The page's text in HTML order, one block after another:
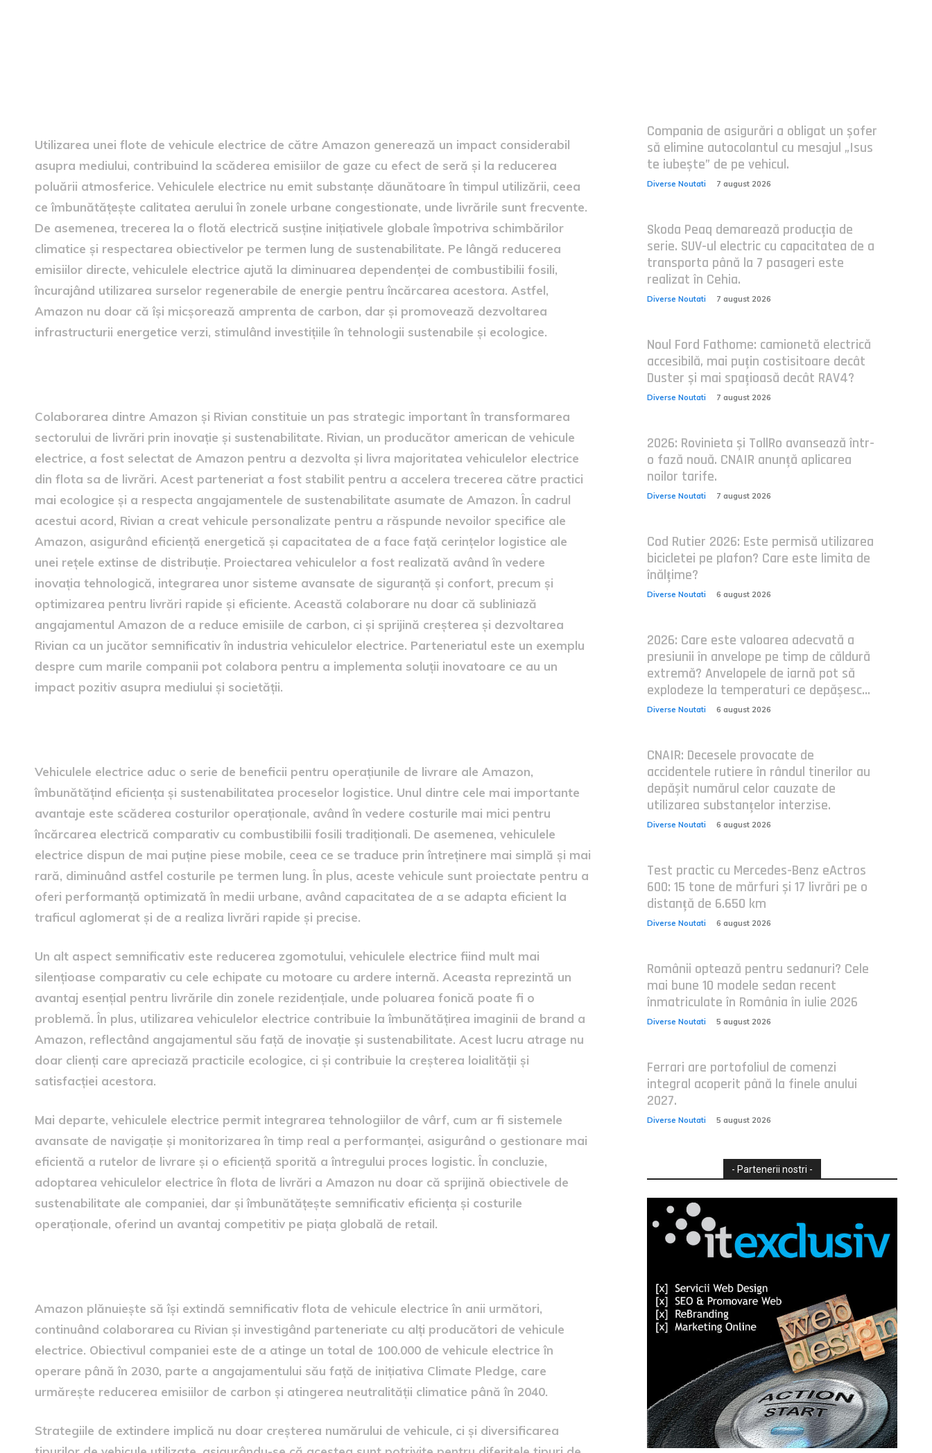
Utilizarea unei flote de vehicule electrice de către Amazon generează un impact considerabil
asupra mediului, contribuind la scăderea emisiilor de gaze cu efect de seră și la reducerea
poluării atmosferice. Vehiculele electrice nu emit substanțe dăunătoare în timpul utilizării, ceea
ce îmbunătățește calitatea aerului în zonele urbane congestionate, unde livrările sunt frecvente.
De asemenea, trecerea la o flotă electrică susține inițiativele globale împotriva schimbărilor
climatice și respectarea obiectivelor pe termen lung de sustenabilitate. Pe lângă reducerea
emisiilor directe, vehiculele electrice ajută la diminuarea dependenței de combustibilii fosili,
încurajând utilizarea surselor regenerabile de energie pentru încărcarea acestora. Astfel,
Amazon nu doar că își micșorează amprenta de carbon, dar și promovează dezvoltarea
infrastructurii energetice verzi, stimulând investițiile în tehnologii sustenabile și ecologice.
Colaborarea dintre Amazon și Rivian constituie un pas strategic important în transformarea
sectorului de livrări prin inovație și sustenabilitate. Rivian, un producător american de vehicule
electrice, a fost selectat de Amazon pentru a dezvolta și livra majoritatea vehiculelor electrice
din flota sa de livrări. Acest parteneriat a fost stabilit pentru a accelera trecerea către practici
mai ecologice și a respecta angajamentele de sustenabilitate asumate de Amazon. În cadrul
acestui acord, Rivian a creat vehicule personalizate pentru a răspunde nevoilor specifice ale
Amazon, asigurând eficiență energetică și capacitatea de a face față cerințelor logistice ale
unei rețele extinse de distribuție. Proiectarea vehiculelor a fost realizată având în vedere
inovația tehnologică, integrarea unor sisteme avansate de siguranță și confort, precum și
optimizarea pentru livrări rapide și eficiente. Această colaborare nu doar că subliniază
angajamentul Amazon de a reduce emisiile de carbon, ci și sprijină creșterea și dezvoltarea
Rivian ca un jucător semnificativ în industria vehiculelor electrice. Parteneriatul este un exemplu
despre cum marile companii pot colabora pentru a implementa soluții inovatoare ce au un
impact pozitiv asupra mediului și societății.
Vehiculele electrice aduc o serie de beneficii pentru operațiunile de livrare ale Amazon,
îmbunătățind eficiența și sustenabilitatea proceselor logistice. Unul dintre cele mai importante
avantaje este scăderea costurilor operaționale, având în vedere costurile mai mici pentru
încărcarea electrică comparativ cu combustibilii fosili tradiționali. De asemenea, vehiculele
electrice dispun de mai puține piese mobile, ceea ce se traduce prin întreținere mai simplă și mai
rară, diminuând astfel costurile pe termen lung. În plus, aceste vehicule sunt proiectate pentru a
oferi performanță optimizată în medii urbane, având capacitatea de a se adapta eficient la
traficul aglomerat și de a realiza livrări rapide și precise.
Un alt aspect semnificativ este reducerea zgomotului, vehiculele electrice fiind mult mai
silențioase comparativ cu cele echipate cu motoare cu ardere internă. Aceasta reprezintă un
avantaj esențial pentru livrările din zonele rezidențiale, unde poluarea fonică poate fi o
problemă. În plus, utilizarea vehiculelor electrice contribuie la îmbunătățirea imaginii de brand a
Amazon, reflectând angajamentul său față de inovație și sustenabilitate. Acest lucru atrage nu
doar clienți care apreciază practicile ecologice, ci și contribuie la creșterea loialității și
satisfacției acestora.
Mai departe, vehiculele electrice permit integrarea tehnologiilor de vârf, cum ar fi sistemele
avansate de navigație și monitorizarea în timp real a performanței, asigurând o gestionare mai
eficientă a rutelor de livrare și o eficiență sporită a întregului proces logistic. În concluzie,
adoptarea vehiculelor electrice în flota de livrări a Amazon nu doar că sprijină obiectivele de
sustenabilitate ale companiei, dar și îmbunătățește semnificativ eficiența și costurile
operaționale, oferind un avantaj competitiv pe piața globală de retail.
Amazon plănuiește să își extindă semnificativ flota de vehicule electrice în anii următori,
continuând colaborarea cu Rivian și investigând parteneriate cu alți producători de vehicule
electrice. Obiectivul companiei este de a atinge un total de 100.000 de vehicule electrice în
operare până în 2030, parte a angajamentului său față de inițiativa Climate Pledge, care
urmărește reducerea emisiilor de carbon și atingerea neutralității climatice până în 2040.
Strategiile de extindere implică nu doar creșterea numărului de vehicule, ci și diversificarea
Compania de asigurări a obligat un șofer
să elimine autocolantul cu mesajul „Isus
te iubește” de pe vehicul.
Diverse Noutati 7 august 2026
Skoda Peaq demarează producția de
serie. SUV-ul electric cu capacitatea de a
transporta până la 7 pasageri este
realizat în Cehia.
Diverse Noutati 7 august 2026
Noul Ford Fathome: camionetă electrică
accesibilă, mai puțin costisitoare decât
Duster și mai spațioasă decât RAV4?
Diverse Noutati 7 august 2026
2026: Rovinieta și TollRo avansează într-
o fază nouă. CNAIR anunță aplicarea
noilor tarife.
Diverse Noutati 7 august 2026
Cod Rutier 2026: Este permisă utilizarea
bicicletei pe plafon? Care este limita de
înălțime?
Diverse Noutati 6 august 2026
2026: Care este valoarea adecvată a
presiunii în anvelope pe timp de căldură
extremă? Anvelopele de iarnă pot să
explodeze la temperaturi ce depășesc...
Diverse Noutati 6 august 2026
CNAIR: Decesele provocate de
accidentele rutiere în rândul tinerilor au
depășit numărul celor cauzate de
utilizarea substanțelor interzise.
Diverse Noutati 6 august 2026
Test practic cu Mercedes-Benz eActros
600: 15 tone de mărfuri și 17 livrări pe o
distanță de 6.650 km
Diverse Noutati 6 august 2026
Românii optează pentru sedanuri? Cele
mai bune 10 modele sedan recent
înmatriculate în România în iulie 2026
Diverse Noutati 5 august 2026
Ferrari are portofoliul de comenzi
integral acoperit până la finele anului
2027.
Diverse Noutati 5 august 2026
- Partenerii nostri -